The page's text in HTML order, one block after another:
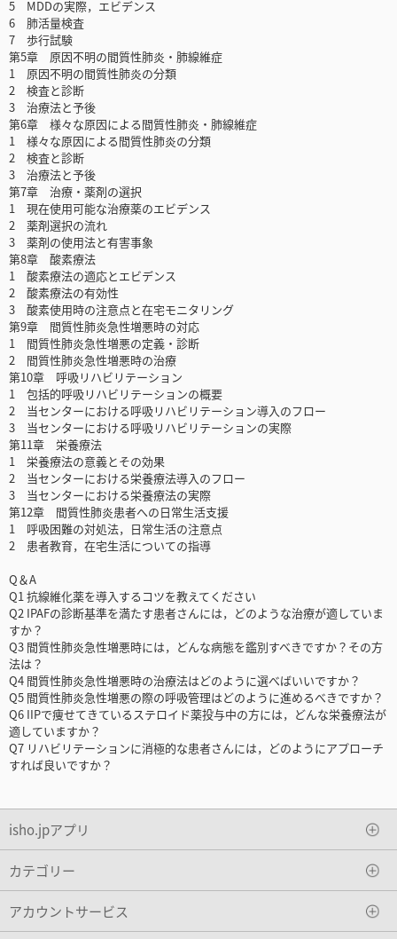
5 MDDの実際，エビデンス
6 肺活量検査
7 歩行試験
第5章 原因不明の間質性肺炎・肺線維症
1 原因不明の間質性肺炎の分類
2 検査と診断
3 治療法と予後
第6章 様々な原因による間質性肺炎・肺線維症
1 様々な原因による間質性肺炎の分類
2 検査と診断
3 治療法と予後
第7章 治療・薬剤の選択
1 現在使用可能な治療薬のエビデンス
2 薬剤選択の流れ
3 薬剤の使用法と有害事象
第8章 酸素療法
1 酸素療法の適応とエビデンス
2 酸素療法の有効性
3 酸素使用時の注意点と在宅モニタリング
第9章 間質性肺炎急性増悪時の対応
1 間質性肺炎急性増悪の定義・診断
2 間質性肺炎急性増悪時の治療
第10章 呼吸リハビリテーション
1 包括的呼吸リハビリテーションの概要
2 当センターにおける呼吸リハビリテーション導入のフロー
3 当センターにおける呼吸リハビリテーションの実際
第11章 栄養療法
1 栄養療法の意義とその効果
2 当センターにおける栄養療法導入のフロー
3 当センターにおける栄養療法の実際
第12章 間質性肺炎患者への日常生活支援
1 呼吸困難の対処法，日常生活の注意点
2 患者教育，在宅生活についての指導
Q＆A
Q1 抗線維化薬を導入するコツを教えてください
Q2 IPAFの診断基準を満たす患者さんには，どのような治療が適していま
すか？
Q3 間質性肺炎急性増悪時には，どんな病態を鑑別すべきですか？その方
法は？
Q4 間質性肺炎急性増悪時の治療法はどのように選べばいいですか？
Q5 間質性肺炎急性増悪の際の呼吸管理はどのように進めるべきですか？
Q6 IIPで痩せてきているステロイド薬投与中の方には，どんな栄養療法が
適していますか？
Q7 リハビリテーションに消極的な患者さんには，どのようにアプローチ
すれば良いですか？
isho.jpアプリ
カテゴリー
アカウントサービス